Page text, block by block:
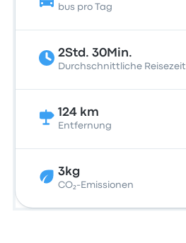
bus pro Tag
2Std. 30Min.
Durchschnittliche Reisezeit
124 km
Entfernung
3kg
CO₂-Emissionen